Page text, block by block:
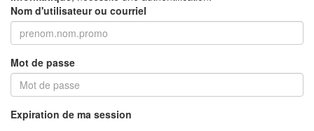
Nom d'utilisateur ou courriel
Mot de passe
Expiration de ma session